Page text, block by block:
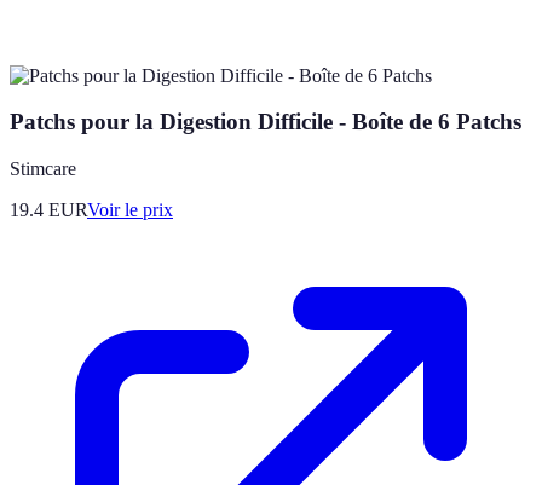
Patchs pour la Digestion Difficile - Boîte de 6 Patchs
Stimcare
19.4 EURVoir le prix